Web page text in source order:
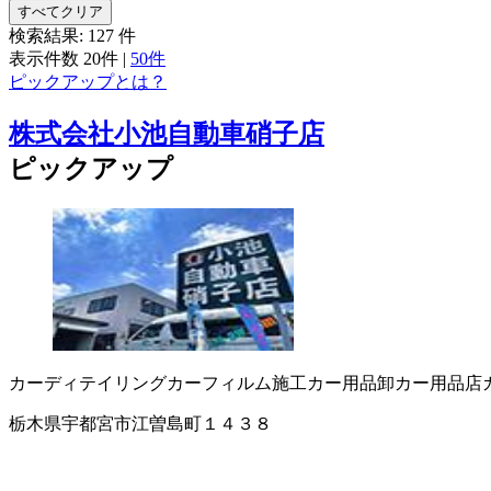
すべてクリア
検索結果: 127 件
表示件数 20件 | 50件
ピックアップとは？
株式会社小池自動車硝子店
ピックアップ
カーディテイリングカーフィルム施工カー用品卸カー用品店
栃木県宇都宮市江曽島町１４３８